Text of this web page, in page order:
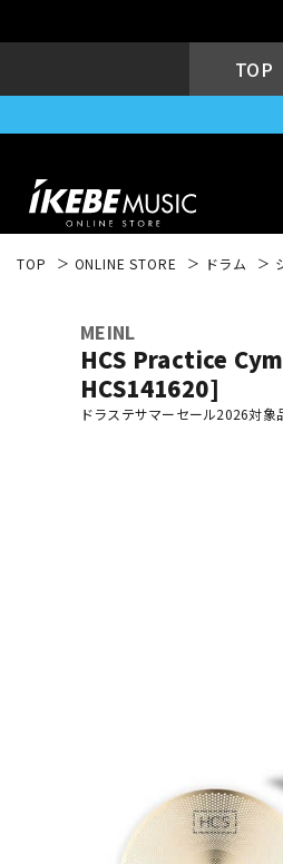
TOP
キーボード
TOP ONLINE STORE ドラム
MEINL
HCS Practice
HCS141620]
ドラステサマーセール2026対象